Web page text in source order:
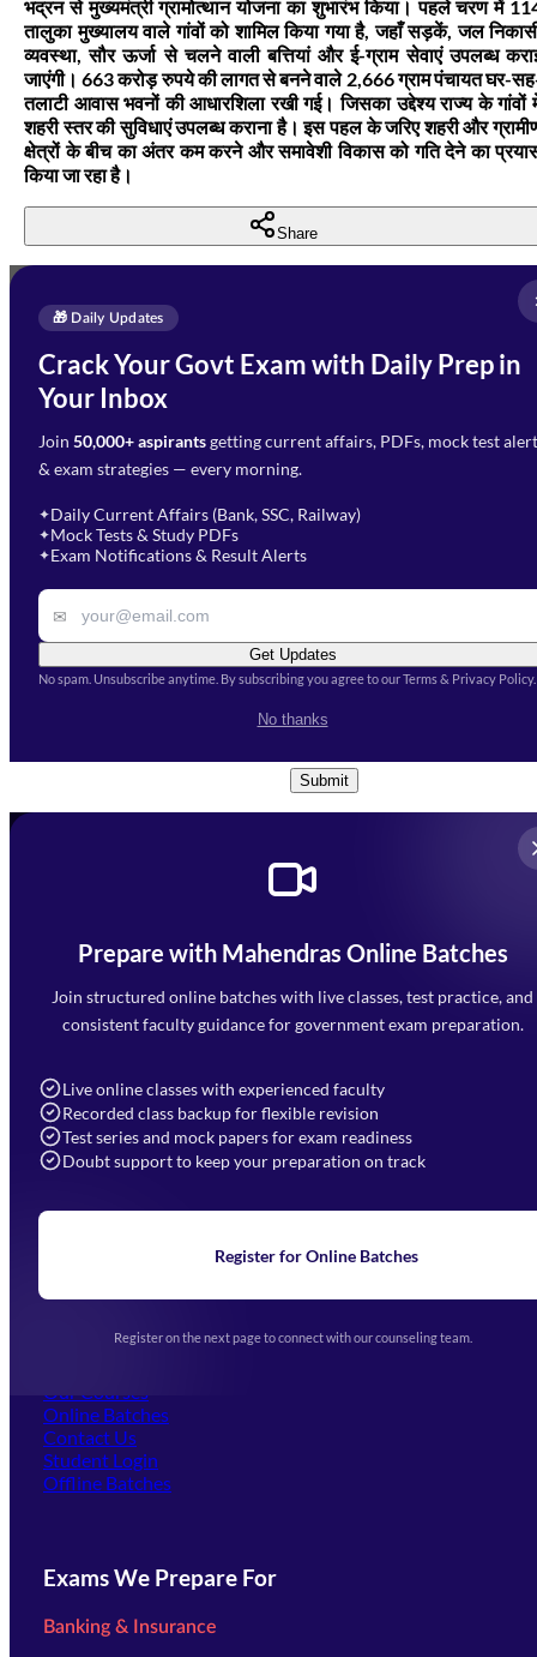
भद्रन से मुख्यमंत्री ग्रामोत्थान योजना का शुभारंभ किया। पहले चरण में
तालुका मुख्यालय वाले गांवों को शामिल किया गया है, जहाँ सड़कें, जल
व्यवस्था, सौर ऊर्जा से चलने वाली बत्तियां और ई-ग्राम सेवाएं उपलब्ध
जाएंगी। 663 करोड़ रुपये की लागत से बनने वाले 2,666 ग्राम पंचायत घर-
तलाटी आवास भवनों की आधारशिला रखी गई। जिसका उद्देश्य राज्य के गांवों
शहरी स्तर की सुविधाएं उपलब्ध कराना है। इस पहल के जरिए शहरी और
क्षेत्रों के बीच का अंतर कम करने और समावेशी विकास को गति देने का
किया जा रहा है।
Share
🎁 Daily Updates
Crack Your Govt Exam with Daily Prep in
Your Inbox
Join 50,000+ aspirantsgetting current affairs, PDFs, mock test
& exam strategies — every morning.
✦Daily Current Affairs (Bank, SSC, Railway)
✦Mock Tests & Study PDFs
✦Exam Notifications & Result Alerts
✉
Get Updates
No spam. Unsubscribe anytime. By subscribing you agree to our Terms & Privacy Policy.
No thanks
Enquire Now
Need Help with Your
Preparation?
Fill out the form and our team
will get in touch with you
Select Branch*
Select Course
Remark
Conditions
Submit
Prepare with Mahendras Online Batches
Join structured online batches with live classes, test practice, and
consistent faculty guidance for government exam preparation.
Live online classes with experienced faculty
Recorded class backup for flexible revision
Test series and mock papers for exam readiness
Doubt support to keep your preparation on track
Register for Online Batches
Register on the next page to connect with our counseling team.
Mahendra Arcade, CP-9, Vijayant Khand, Gomti Nagar,
Faizabad Road, Lucknow - 226010
7052477777
Navigation
Home
Blogs
Upcoming Exams
(opens in new tab)
Our Courses
Online Batches
Contact Us
Student Login
Offline Batches
Exams We Prepare For
Banking & Insurance